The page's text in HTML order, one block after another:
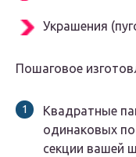
Украшения
Пошаговое
Квадратные
одинаковых
секции вашей